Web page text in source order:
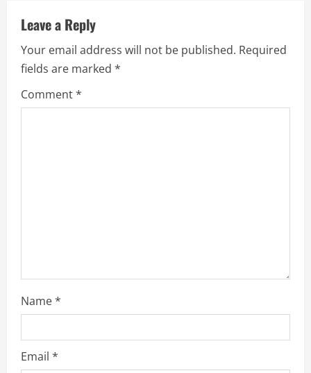
e
R
e
Leave a Reply
Your email address will not be published. Required
fields are marked *
Comment*
Name*
Email *